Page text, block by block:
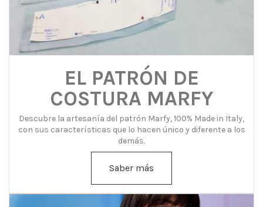
EL PATRÓN DE
COSTURA MARFY
Descubre la artesanía del patrón Marfy, 100% Made in Italy,
con sus características que lo hacen único y diferente a los
demás.
Saber más